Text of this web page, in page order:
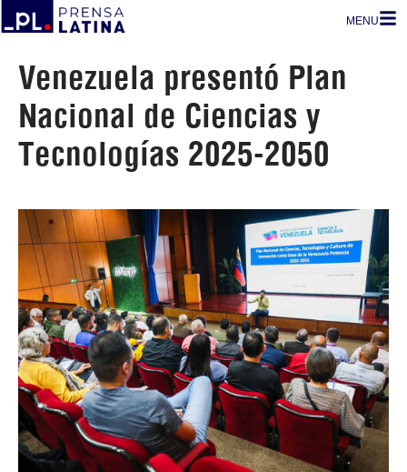
MENU
Venezuela presentó Plan
Nacional de Ciencias y
Tecnologías 2025-2050